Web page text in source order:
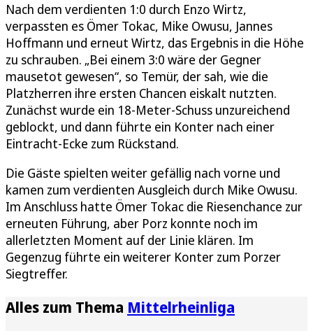
Nach dem verdienten 1:0 durch Enzo Wirtz,
verpassten es Ömer Tokac, Mike Owusu, Jannes
Hoffmann und erneut Wirtz, das Ergebnis in die Höhe
zu schrauben. „Bei einem 3:0 wäre der Gegner
mausetot gewesen“, so Temür, der sah, wie die
Platzherren ihre ersten Chancen eiskalt nutzten.
Zunächst wurde ein 18-Meter-Schuss unzureichend
geblockt, und dann führte ein Konter nach einer
Eintracht-Ecke zum Rückstand.
Die Gäste spielten weiter gefällig nach vorne und
kamen zum verdienten Ausgleich durch Mike Owusu.
Im Anschluss hatte Ömer Tokac die Riesenchance zur
erneuten Führung, aber Porz konnte noch im
allerletzten Moment auf der Linie klären. Im
Gegenzug führte ein weiterer Konter zum Porzer
Siegtreffer.
Alles zum Thema Mittelrheinliga